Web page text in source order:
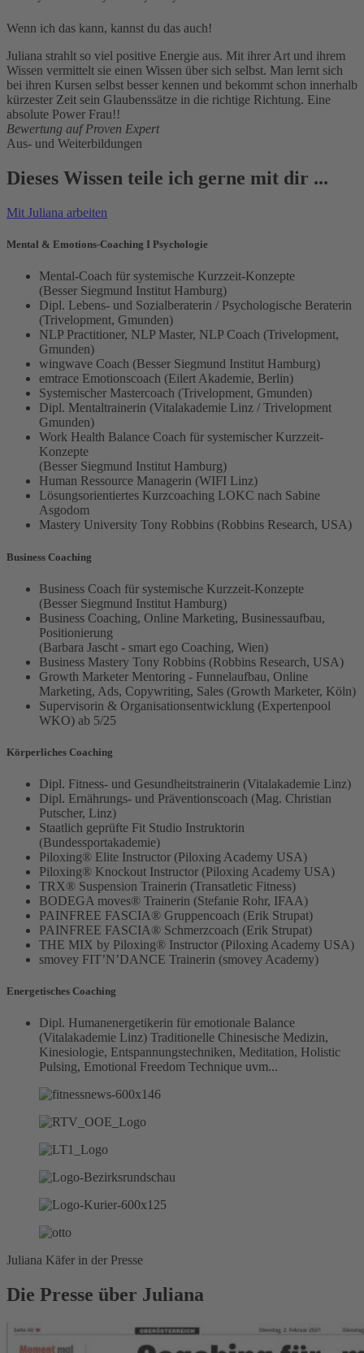
Wenn ich das kann, kannst du das auch!
Juliana strahlt so viel positive Energie aus. Mit ihrer Art und ihrem
Wissen vermittelt sie einen Wissen über sich selbst. Man lernt sich
bei ihren Kursen selbst besser kennen und bekommt schon innerhalb
kürzester Zeit sein Glaubenssätze in die richtige Richtung. Eine
absolute Power Frau!!
Bewertung auf Proven Expert
Aus- und Weiterbildungen
Dieses Wissen teile ich gerne mit dir ...
Mit Juliana arbeiten
Mental & Emotions-Coaching I Psychologie
Mental-Coach für systemische Kurzzeit-Konzepte
(Besser Siegmund Institut Hamburg)
Dipl. Lebens- und Sozialberaterin / Psychologische Beraterin
(Trivelopment, Gmunden)
NLP Practitioner, NLP Master, NLP Coach (Trivelopment,
Gmunden)
wingwave Coach (Besser Siegmund Institut Hamburg)
emtrace Emotionscoach (Eilert Akademie, Berlin)
Systemischer Mastercoach (Trivelopment, Gmunden)
Dipl. Mentaltrainerin (Vitalakademie Linz / Trivelopment
Gmunden)
Work Health Balance Coach für systemischer Kurzzeit-
Konzepte
(Besser Siegmund Institut Hamburg)
Human Ressource Managerin (WIFI Linz)
Lösungsorientiertes Kurzcoaching LOKC nach Sabine
Asgodom
Mastery University Tony Robbins (Robbins Research, USA)
Business Coaching
Business Coach für systemische Kurzzeit-Konzepte
(Besser Siegmund Institut Hamburg)
Business Coaching, Online Marketing, Businessaufbau,
Positionierung
(Barbara Jascht - smart ego Coaching, Wien)
Business Mastery Tony Robbins (Robbins Research, USA)
Growth Marketer Mentoring - Funnelaufbau, Online
Marketing, Ads, Copywriting, Sales (Growth Marketer, Köln)
Supervisorin & Organisationsentwicklung (Expertenpool
WKO) ab 5/25
Körperliches Coaching
Dipl. Fitness- und Gesundheitstrainerin (Vitalakademie Linz)
Dipl. Ernährungs- und Präventionscoach (Mag. Christian
Putscher, Linz)
Staatlich geprüfte Fit Studio Instruktorin
(Bundessportakademie)
Piloxing® Elite Instructor (Piloxing Academy USA)
Piloxing® Knockout Instructor (Piloxing Academy USA)
TRX® Suspension Trainerin (Transatletic Fitness)
BODEGA moves® Trainerin (Stefanie Rohr, IFAA)
PAINFREE FASCIA® Gruppencoach (Erik Strupat)
PAINFREE FASCIA® Schmerzcoach (Erik Strupat)
THE MIX by Piloxing® Instructor (Piloxing Academy USA)
smovey FIT’N’DANCE Trainerin (smovey Academy)
Energetisches Coaching
Dipl. Humanenergetikerin für emotionale Balance
(Vitalakademie Linz) Traditionelle Chinesische Medizin,
Kinesiologie, Entspannungstechniken, Meditation, Holistic
Pulsing, Emotional Freedom Technique uvm...
Juliana Käfer in der Presse
Die Presse über Juliana